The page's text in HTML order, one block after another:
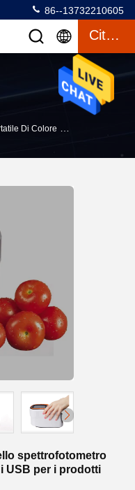
86--13732210605
Citazione
Di Colore >
spettrofotometro
USB per i prodotti